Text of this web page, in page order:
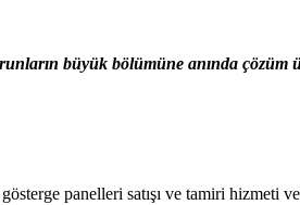
büyük bölümüne anında çözüm
panelleri satışı ve tamiri hizmeti